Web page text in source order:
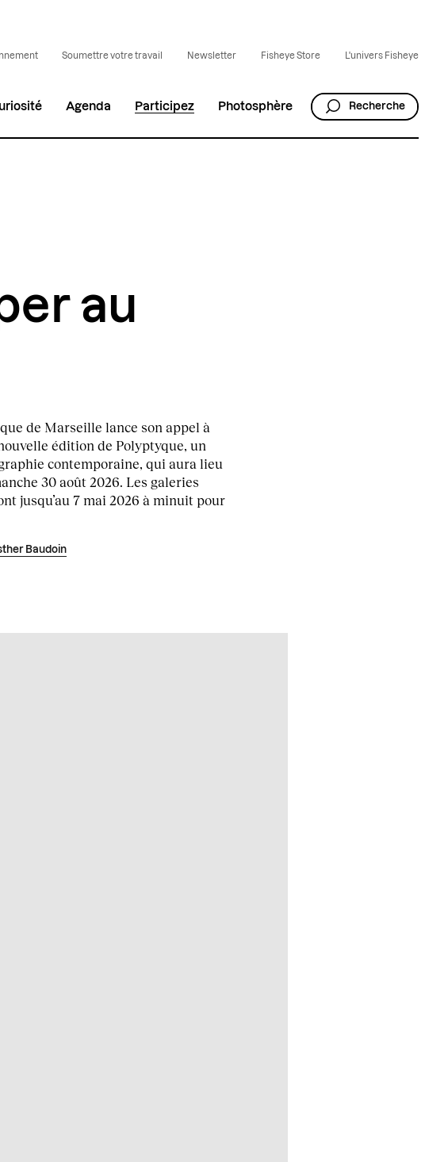
Soumettre votre travail Newsletter Fisheye Store L'univers Fisheye
Agenda Participez Photosphère Recherche
au
de Marseille lance son appel à
édition de Polyptyque, un
contemporaine, qui aura lieu
30 août 2026. Les galeries
jusqu’au 7 mai 2026 à minuit pour
Baudoin